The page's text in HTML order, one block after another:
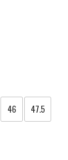
46 47.5